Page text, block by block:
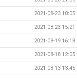
2021-08-23 18:05
2021-08-23 15:21
2021-08-19 16:18
2021-08-18 12:05
2021-08-13 13:45